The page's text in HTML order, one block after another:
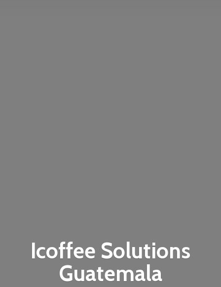
Icoffee Solutions
Guatemala